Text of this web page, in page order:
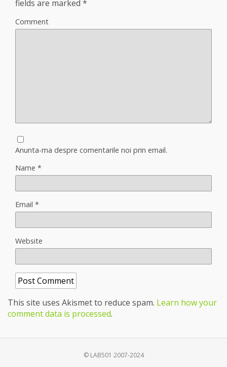
fields are marked *
Comment
Anunta-ma despre comentarile noi prin email.
Name *
Email *
Website
This site uses Akismet to reduce spam. Learn how your
comment data is processed.
© LAB501 2007-2024